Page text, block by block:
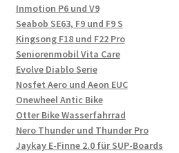
Inmotion P6 und V9
Seabob SE63, F9 und F9 S
Kingsong F18 und F22 Pro
Seniorenmobil Vita Care
Evolve Diablo Serie
Nosfet Aero und Aeon EUC
Onewheel Antic Bike
Otter Bike Wasserfahrrad
Nero Thunder und Thunder Pro
Jaykay E-Finne 2.0 für SUP-Boards